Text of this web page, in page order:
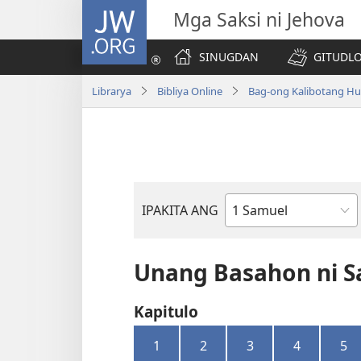
JW.ORG Mga Saksi ni Jehova
SINUGDAN
Librarya Bibliya Online Bag-ong Kalibotang
IPAKITA ANG
Basahon
Bibliya
Unang Basahon ni
Kapitulo
1 2 3 4 5